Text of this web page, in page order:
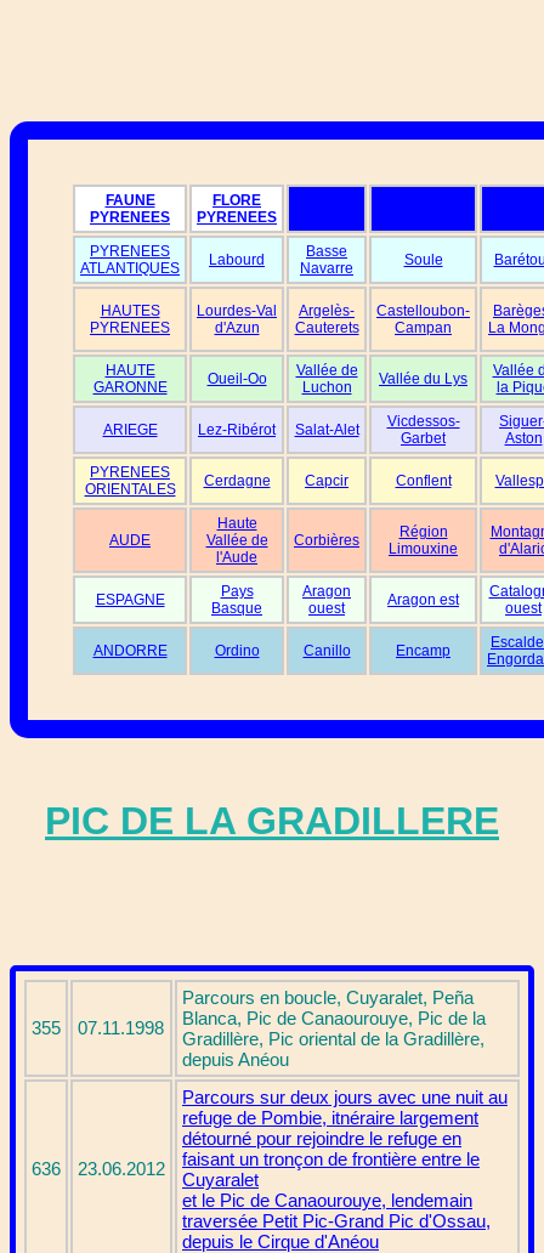
FAUNE
PYRENEES
FLORE
PYRENEES
PYRENEES
ATLANTIQUES
Labourd
Basse
Navarre
Soule
HAUTES
PYRENEES
Lourdes-Val
d'Azun
Argelès-
Cauterets
Castelloubon-
Campan
La
HAUTE
GARONNE
Oueil-Oo
Vallée de
Luchon
Vallée du Lys
Vallée
la
ARIEGE Lez-Ribérot Salat-Alet
Vicdessos-
Garbet
Aston
PYRENEES
ORIENTALES
Cerdagne Capcir Conflent
AUDE
Haute
Vallée de
l'Aude
Corbières
Région
Limouxine
ESPAGNE
Pays
Basque
Aragon
ouest
Aragon est
ouest
ANDORRE Ordino Canillo Encamp
PIC DE LA GRADILLERE
355 07.11.1998
Parcours en boucle, Cuyaralet, Peña
Blanca, Pic de Canaourouye, Pic de la
Gradillère, Pic oriental de la Gradillère,
depuis Anéou
636 23.06.2012
Parcours sur deux jours avec une nuit au
refuge de Pombie, itnéraire largement
détourné pour rejoindre le refuge en
faisant un tronçon de frontière entre le
Cuyaralet
et le Pic de Canaourouye, lendemain
traversée Petit Pic-Grand Pic d'Ossau,
depuis le Cirque d'Anéou